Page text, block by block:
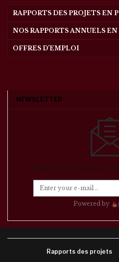
RAPPORTS DES PROJETS EN
NOS RAPPORTS ANNUELS EN
OFFRES D’EMPLOI
NEWSLETTER
Subscribe our newsletter to
Powered by
Rapports des projets